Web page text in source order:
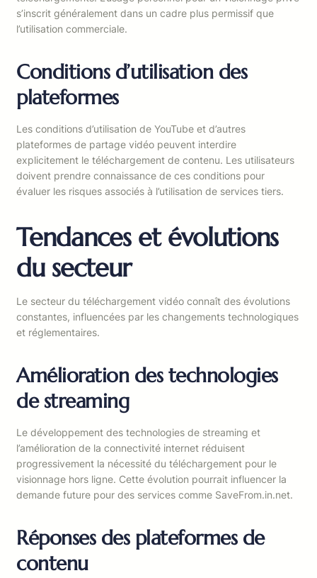
s’inscrit généralement dans un cadre plus permissif que
l’utilisation commerciale.
Conditions d’utilisation des
plateformes
Les conditions d’utilisation de YouTube et d’autres
plateformes de partage vidéo peuvent interdire
explicitement le téléchargement de contenu. Les utilisateurs
doivent prendre connaissance de ces conditions pour
évaluer les risques associés à l’utilisation de services tiers.
Tendances et évolutions
du secteur
Le secteur du téléchargement vidéo connaît des évolutions
constantes, influencées par les changements technologiques
et réglementaires.
Amélioration des technologies
de streaming
Le développement des technologies de streaming et
l’amélioration de la connectivité internet réduisent
progressivement la nécessité du téléchargement pour le
visionnage hors ligne. Cette évolution pourrait influencer la
demande future pour des services comme SaveFrom.in.net.
Réponses des plateformes de
contenu